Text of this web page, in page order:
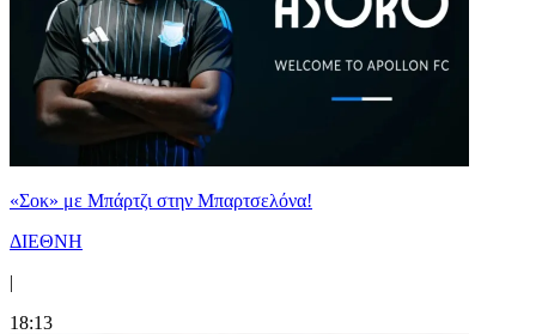
«Σοκ» με Μπάρτζι στην Μπαρτσελόνα!
ΔΙΕΘΝΗ
|
18:13